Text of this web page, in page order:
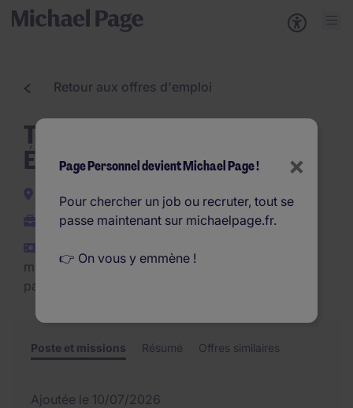
Retour aux offres d'emploi
Technicien de Maintenance
Équipements Eau H/F
Avignon
CDD
mois (€24.000 - €30.000
par an)
Poste et missions Résumé Offres similaires
Ajoutée le 10/07/2026
×
Page Personnel devient Michael Page !
Pour chercher un job ou recruter, tout se
passe maintenant sur michaelpage.fr.
👉 On vous y emmène !